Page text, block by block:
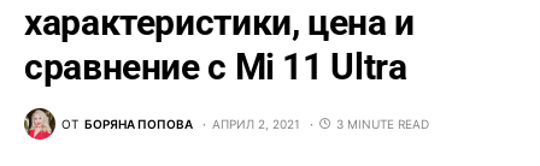
характеристики, цена и
сравнение с Mi 11 Ultra
ОТ БОРЯНА ПОПОВА АПРИЛ 2, 2021 3 MINUTE READ